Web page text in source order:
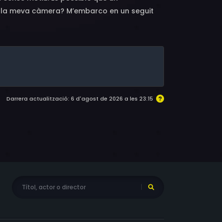
meva càmera? M’embarco en un seguit
Darrera actualització: 6 d'agost de 2026 a les 23:15